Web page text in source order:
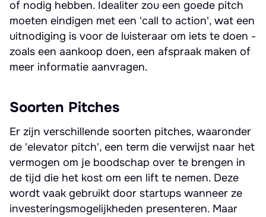
of nodig hebben. Idealiter zou een goede pitch
moeten eindigen met een 'call to action', wat een
uitnodiging is voor de luisteraar om iets te doen -
zoals een aankoop doen, een afspraak maken of
meer informatie aanvragen.
Soorten Pitches
Er zijn verschillende soorten pitches, waaronder
de 'elevator pitch', een term die verwijst naar het
vermogen om je boodschap over te brengen in
de tijd die het kost om een lift te nemen. Deze
wordt vaak gebruikt door startups wanneer ze
investeringsmogelijkheden presenteren. Maar